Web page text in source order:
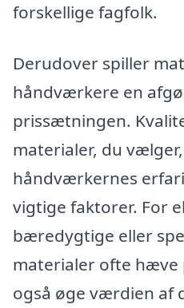
forskellige fagfolk.
Derudover spiller
håndværkere en
prissætningen.
materialer, du
håndværkernes
vigtige faktorer. For
bæredygtige eller
materialer ofte hæve
også øge værdien af